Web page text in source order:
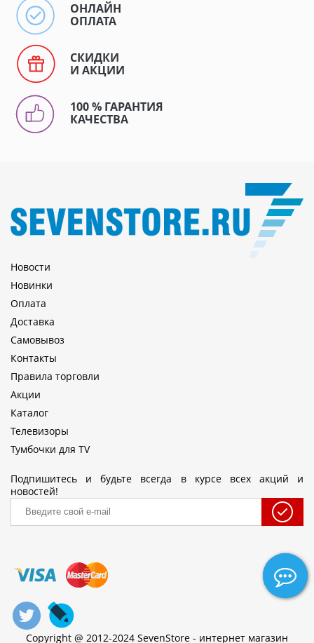
ОНЛАЙН
ОПЛАТА
СКИДКИ
И АКЦИИ
100 % ГАРАНТИЯ
КАЧЕСТВА
Новости
Новинки
Оплата
Доставка
Самовывоз
Контакты
Правила торговли
Акции
Каталог
Телевизоры
Тумбочки для TV
Подпишитесь и будьте всегда в курсе всех акций и
новостей!
Copyright @ 2012-2024 SevenStore - интернет магазин